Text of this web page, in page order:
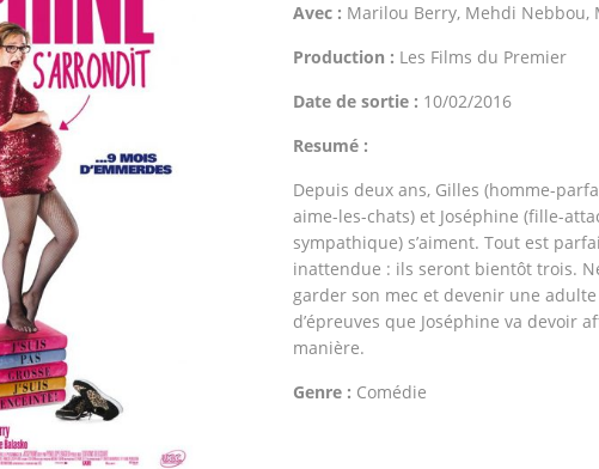
Avec : Marilou Berry, Mehdi Nebbou,
Production : Les Films du Premier
Date de sortie : 10/02/2016
Resumé :
Depuis deux ans, Gilles (homme-
aime-les-chats) et Joséphine (fille-
sympathique) s’aiment. Tout est
inattendue : ils seront bientôt trois.
garder son mec et devenir une
d’épreuves que Joséphine va devoir
manière.
Genre : Comédie